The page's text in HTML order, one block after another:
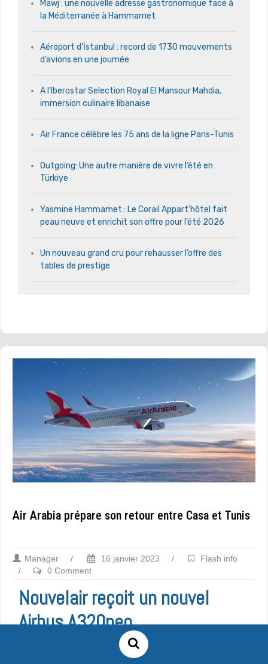
Mawj : une nouvelle adresse gastronomique face à
la Méditerranée à Hammamet
Aéroport d’İstanbul : record de 1730 mouvements
d’avions en une journée
A l’Iberostar Selection Royal El Mansour Mahdia,
immersion culinaire libanaise
Air France célèbre les 75 ans de la ligne Paris-Tunis
Outgoing: Une autre manière de vivre l’été en
Türkiye
Yasmine Hammamet : Le Corail Appart’hôtel fait
peau neuve et enrichit son offre pour l’été 2026
Un nouveau grand cru pour rehausser l’offre des
tables de prestige
Air Arabia prépare son retour entre Casa et Tunis
Manager / 16 janvier 2023 /
Flash info
/
0 Comment
Nouvelair reçoit un nouvel
Airbus A320neo